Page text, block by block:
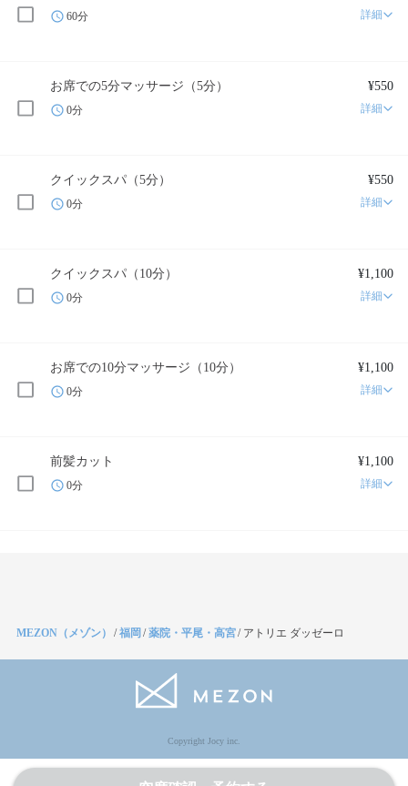
60分 詳細
お席での5分マッサージ（5分） ¥550
0分 詳細
クイックスパ（5分） ¥550
0分 詳細
クイックスパ（10分） ¥1,100
0分 詳細
お席での10分マッサージ（10分） ¥1,100
0分 詳細
前髪カット ¥1,100
0分 詳細
MEZON（メゾン） /福岡 /薬院・平尾・高宮/ アトリエ ダッゼーロ
Copyright Jocy inc.